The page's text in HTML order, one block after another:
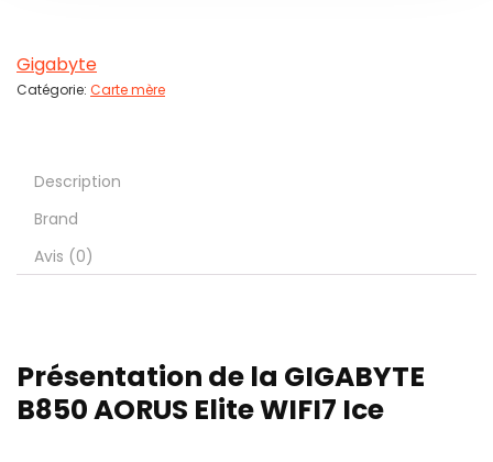
Gigabyte
Catégorie: Carte mère
Description
Brand
Avis (0)
Présentation de la GIGABYTE
B850 AORUS Elite WIFI7 Ice